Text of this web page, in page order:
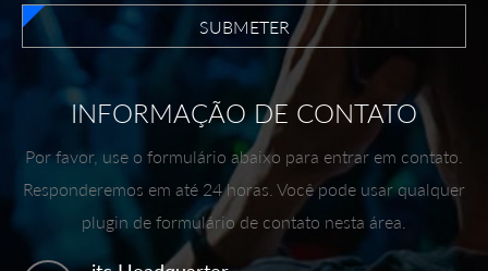
SUBMETER
INFORMAÇÃO DE CONTATO
Por favor, use o formulário abaixo para entrar em contato.
Responderemos em até 24 horas. Você pode usar qualquer
plugin de formulário de contato nesta área.